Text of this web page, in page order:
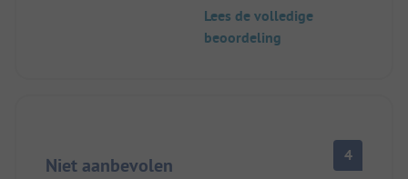
schoon. Om bij het strand te komen, moet je door
een woonwijk en verschillende straten oversteken.
Lees de volledige
beoordeling
Niet aanbevolen 4